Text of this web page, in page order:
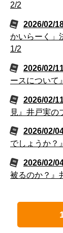
2/2
2026/02/
かいらーく」
1/2
2026/02/
ースについて
2026/02/
見』井戸実の
2026/02/
でしょうか？
2026/02/
被るのか？』